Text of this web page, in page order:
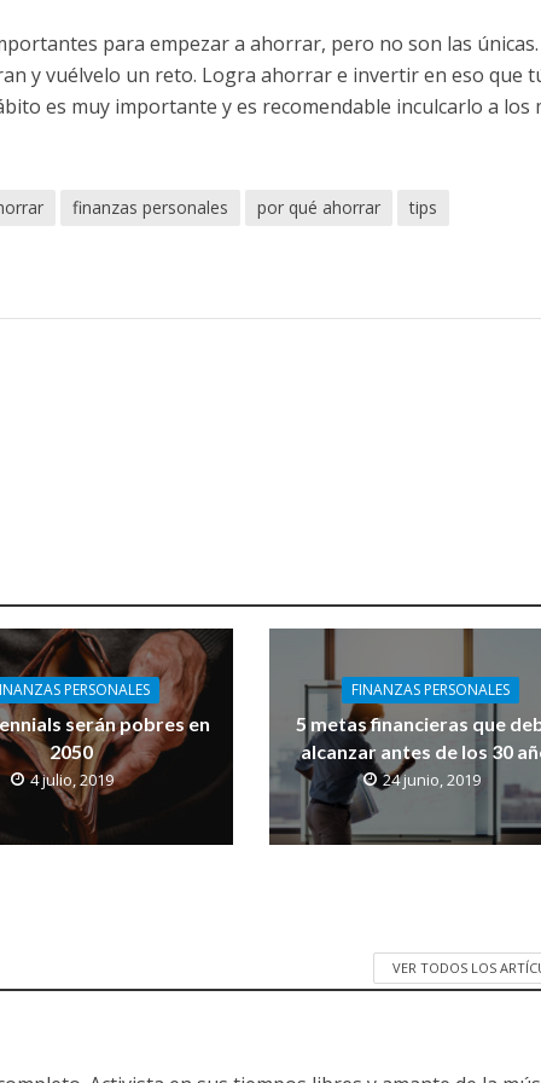
para empezar a ahorrar, pero no son las únicas.
y vuélvelo un reto. Logra ahorrar e invertir en eso que
es muy importante y es recomendable inculcarlo a los
finanzas personales por qué ahorrar tips
PERSONALES
serán pobres en
2050
4 julio, 2019
FINANZAS PERSONALES
5 metas financieras que
alcanzar antes de los 30
24 junio, 2019
VER TODOS LOS